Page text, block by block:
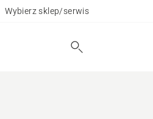
Wybierz sklep/serwis